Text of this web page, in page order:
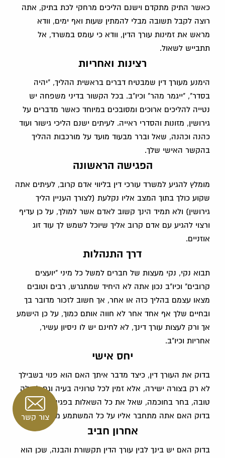
כאשר התיק מתקדם וישנם הליכים מרחקי לכת בתיק, אתה
רוצה לקבל תשובה מבלי להמתין שעות ואף ימים, וודא
מראש את זמינות עורך הדין, וודא כי עומס במשרד, אל
תתבייש לשאול.
רצינות ואחריות
הימנע מעורך דין שמבטיח דברים בראשית ההליך, "יהיה
בסדר", "ייגמר מהר" וכיו"ב. בכל הקשור בדיני משפחה יש
נטייה להליכים ארוכים ומסובכים במיוחד כאשר מדברים על
גירושין, מזונות והסדרי ראייה. לעיתים ישנם הליכי גישור ועוד
כהנה וכהנה, שאל וברר מבעוד מועד על מורכבות ההליך
בהקשר האישי שלך.
הפגישה הראשונה
מומלץ להגיע למשרד עורכי דין בליווי אדם קרוב, לעיתים אתה
שקוע כולך בתוך המצב אליו נקלעת (לצורך העניין הליך
גירושין) ולא תמיד הינך קשוב לאדם אשר למולך, על כן עדיף
ורצוי להגיע עם אדם קרוב אליך שיוכל לשמש לך עוד זוג
אוזניים.
דרך התנהלות
תבוא נקי, נקי מעצות של חברים למשל כל מיני "יועצים
קרובים" וכיו"ב נכון אתה לא היחיד שמתגרש, רבים וטובים
מצאו עצמם בהליך כזה או אחר, אך חשוב לזכור מדובר בך
ובחיים שלך אף אחד אחר לא חווה אותם כמוך, על כן הישמע
אך ורק לעצות עורך דינך, לא לחינם יש לו ניסיון עשיר,
אחריות וכיו"ב.
יחס אישי
בדוק את העורך דין, כיצד מדבר איתך האם הוא פנוי בשבילך
לא רק בצורה ישירה, אלא זמין לכל טרוניה בעיה וגם למילה
טובה, בחר בחוכמה, שאל את כל השאלות בפגישת הייעוץ,
בדוק האם אתה מתחבר אליו על כל המשתמע מכך.
אחרון חביב
בדוק האם יש בינך לבין עורך הדין תקשורת והבנה, שכן הוא
צור קשר